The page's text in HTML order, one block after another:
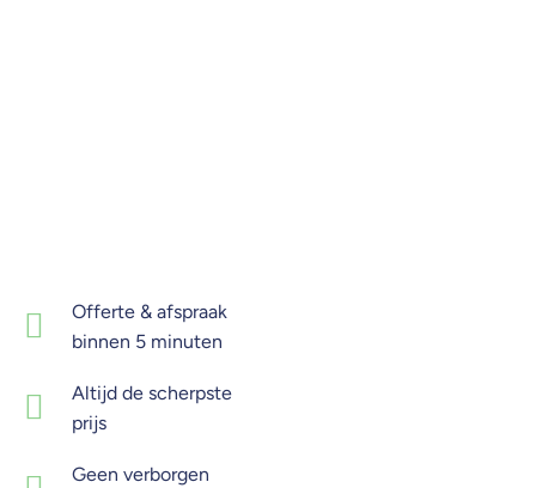
Offerte & afspraak
binnen 5 minuten
Altijd de scherpste
prijs
Geen verborgen